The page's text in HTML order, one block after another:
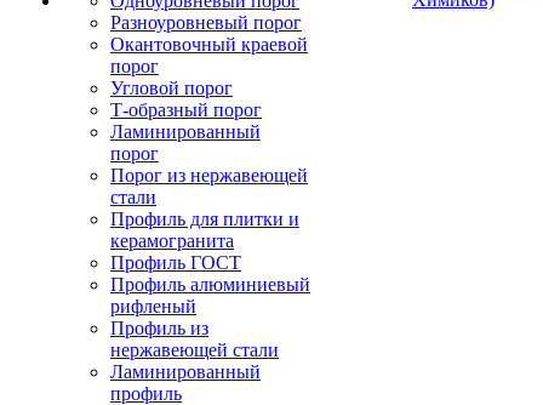
Разноуровневый порог
Окантовочный краевой
порог
Угловой порог
Т-образный порог
Ламинированный
порог
Порог из нержавеющей
стали
Профиль для плитки и
керамогранита
Профиль ГОСТ
Профиль алюминиевый
рифленый
Профиль из
нержавеющей стали
Ламинированный
профиль